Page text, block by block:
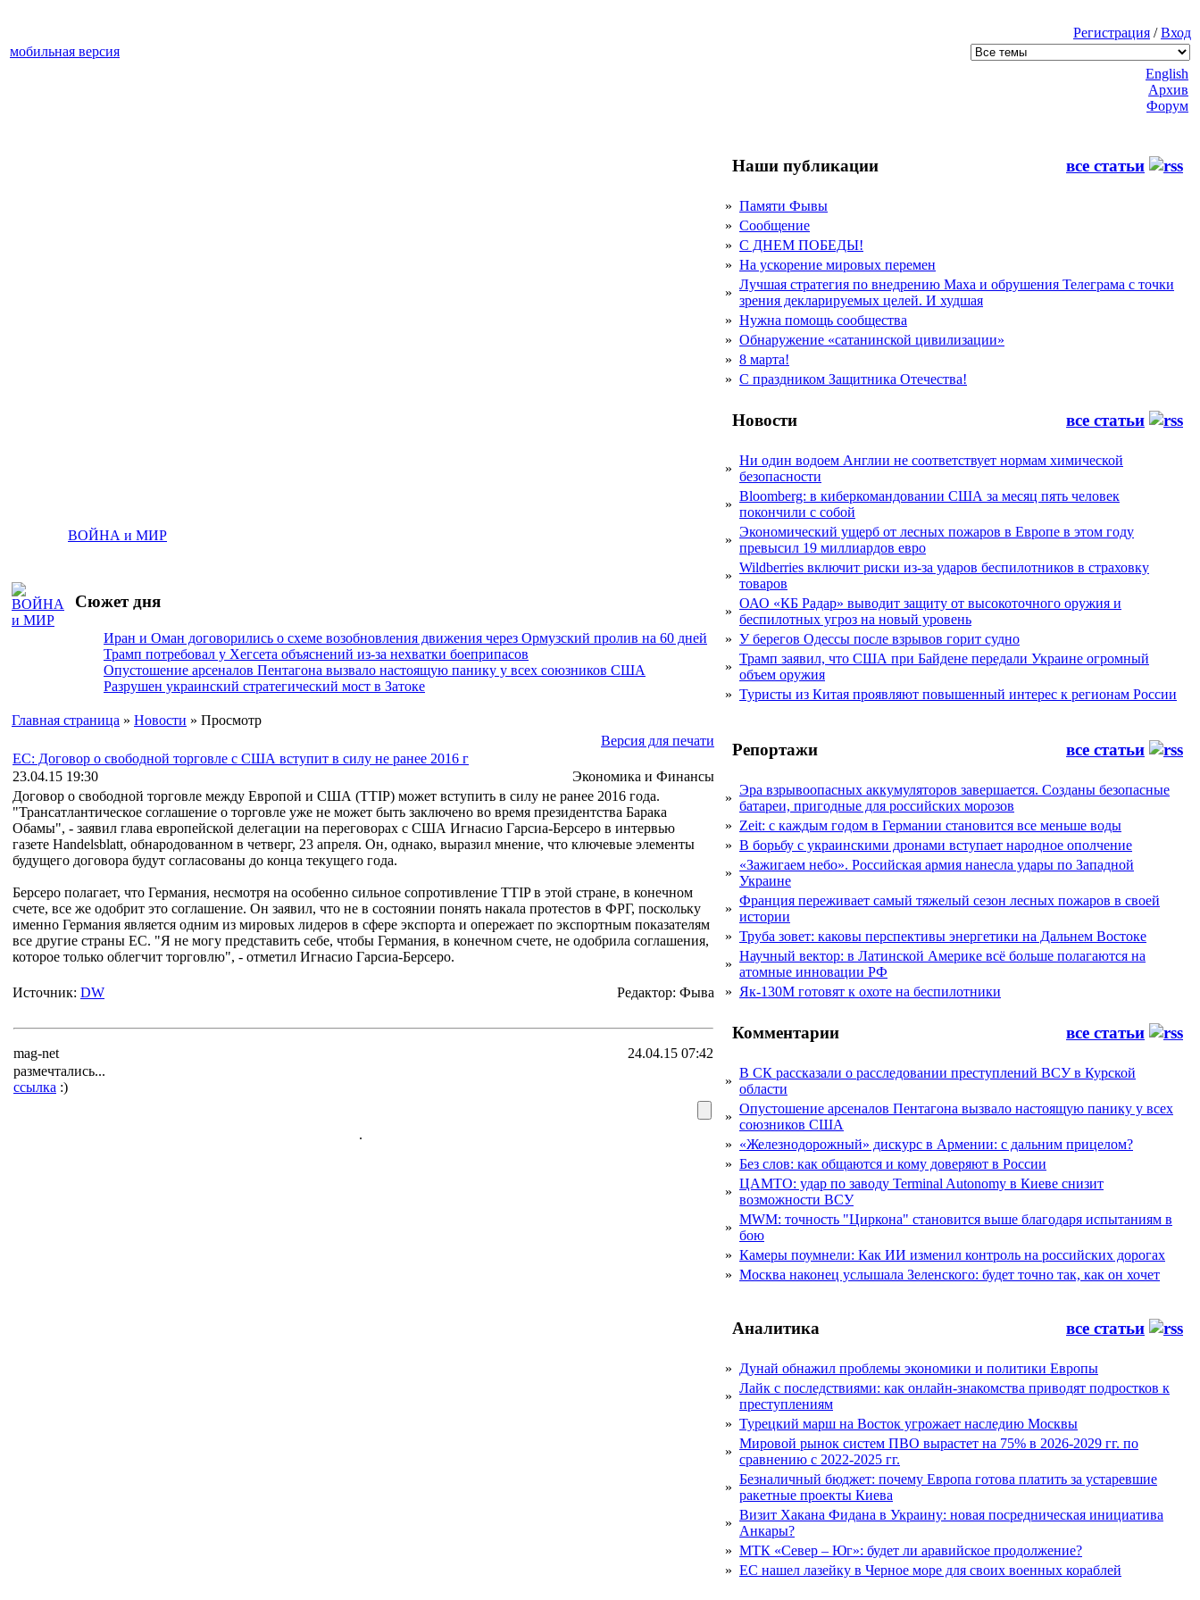
Регистрация /Вход
мобильная версия
ВОЙНА и МИР
Сюжет дня
Иран и Оман договорились о схеме возобновления движения через Ормузский пролив на 60 дней
Трамп потребовал у Хегсета объяснений из-за нехватки боеприпасов
Опустошение арсеналов Пентагона вызвало настоящую панику у всех союзников США
Разрушен украинский стратегический мост в Затоке
Главная страница » Новости » Просмотр
Версия для печати
ЕС: Договор о свободной торговле с США вступит в силу не ранее 2016 г
23.04.15 19:30
Экономика и Финансы
Договор о свободной торговле между Европой и США (TTIP) может вступить в силу не ранее 2016 года.
"Трансатлантическое соглашение о торговле уже не может быть заключено во время президентства Барака
Обамы", - заявил глава европейской делегации на переговорах с США Игнасио Гарсиа-Берсеро в интервью
газете Handelsblatt, обнародованном в четверг, 23 апреля. Он, однако, выразил мнение, что ключевые элементы
будущего договора будут согласованы до конца текущего года.
Берсеро полагает, что Германия, несмотря на особенно сильное сопротивление TTIP в этой стране, в конечном
счете, все же одобрит это соглашение. Он заявил, что не в состоянии понять накала протестов в ФРГ, поскольку
именно Германия является одним из мировых лидеров в сфере экспорта и опережает по экспортным показателям
все другие страны ЕС. "Я не могу представить себе, чтобы Германия, в конечном счете, не одобрила соглашения,
которое только облегчит торговлю", - отметил Игнасио Гарсиа-Берсеро.
Источник: DW Редактор: Фыва
mag-net
24.04.15 07:42
размечтались...
ссылка :)
.
English
Архив
Форум
Наши публикации все статьи
» Памяти Фывы
» Сообщение
» С ДНЕМ ПОБЕДЫ!
» На ускорение мировых перемен
»
Лучшая стратегия по внедрению Маха и обрушения Телеграма с точки
зрения декларируемых целей. И худшая
» Нужна помощь сообщества
» Обнаружение «сатанинской цивилизации»
» 8 марта!
» С праздником Защитника Отечества!
Новости все статьи
»
Ни один водоем Англии не соответствует нормам химической
безопасности
»
Bloomberg: в киберкомандовании США за месяц пять человек
покончили с собой
»
Экономический ущерб от лесных пожаров в Европе в этом году
превысил 19 миллиардов евро
»
Wildberries включит риски из-за ударов беспилотников в страховку
товаров
»
ОАО «КБ Радар» выводит защиту от высокоточного оружия и
беспилотных угроз на новый уровень
» У берегов Одессы после взрывов горит судно
»
Трамп заявил, что США при Байдене передали Украине огромный
объем оружия
» Туристы из Китая проявляют повышенный интерес к регионам России
Репортажи все статьи
»
Эра взрывоопасных аккумуляторов завершается. Созданы безопасные
батареи, пригодные для российских морозов
» Zeit: с каждым годом в Германии становится все меньше воды
» В борьбу с украинскими дронами вступает народное ополчение
»
«Зажигаем небо». Российская армия нанесла удары по Западной
Украине
»
Франция переживает самый тяжелый сезон лесных пожаров в своей
истории
» Труба зовет: каковы перспективы энергетики на Дальнем Востоке
»
Научный вектор: в Латинской Америке всё больше полагаются на
атомные инновации РФ
» Як-130М готовят к охоте на беспилотники
Комментарии все статьи
»
В СК рассказали о расследовании преступлений ВСУ в Курской
области
»
Опустошение арсеналов Пентагона вызвало настоящую панику у всех
союзников США
» «Железнодорожный» дискурс в Армении: с дальним прицелом?
» Без слов: как общаются и кому доверяют в России
»
ЦАМТО: удар по заводу Terminal Autonomy в Киеве снизит
возможности ВСУ
»
MWM: точность "Циркона" становится выше благодаря испытаниям в
бою
» Камеры поумнели: Как ИИ изменил контроль на российских дорогах
» Москва наконец услышала Зеленского: будет точно так, как он хочет
Аналитика все статьи
» Дунай обнажил проблемы экономики и политики Европы
»
Лайк с последствиями: как онлайн-знакомства приводят подростков к
преступлениям
» Турецкий марш на Восток угрожает наследию Москвы
»
Мировой рынок систем ПВО вырастет на 75% в 2026-2029 гг. по
сравнению с 2022-2025 гг.
»
Безналичный бюджет: почему Европа готова платить за устаревшие
ракетные проекты Киева
»
Визит Хакана Фидана в Украину: новая посредническая инициатива
Анкары?
» МТК «Север – Юг»: будет ли аравийское продолжение?
» ЕС нашел лазейку в Черное море для своих военных кораблей